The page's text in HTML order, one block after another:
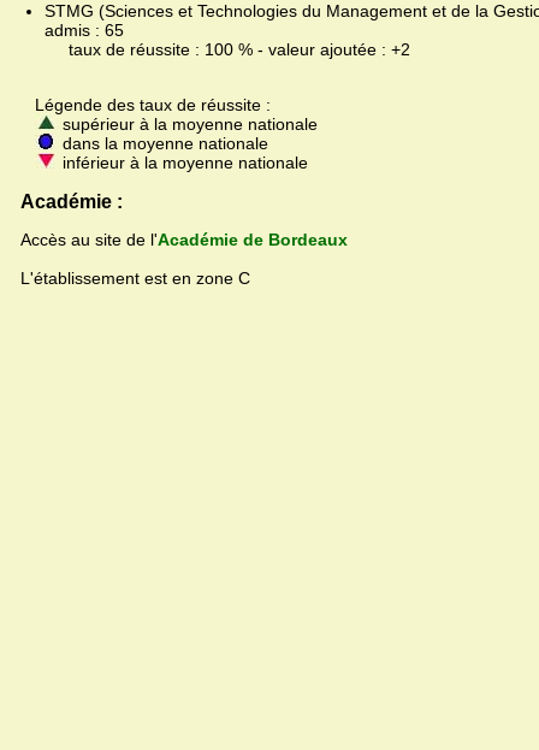
STMG (Sciences et Technologies du Management et de la
admis : 65
taux de réussite : 100 % - valeur ajoutée : +2
Légende des taux de réussite :
supérieur à la moyenne nationale
dans la moyenne nationale
inférieur à la moyenne nationale
Académie :
Accès au site de l'Académie de Bordeaux
L'établissement est en zone C